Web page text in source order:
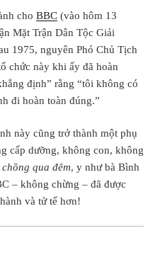
cho BBC (vào hôm 13
Mặt Trận Dân Tộc Giải
1975, nguyên Phó Chủ Tịch
chức này khi ấy đã hoàn
định” rằng “tôi không có
đi hoàn toàn đúng.”
này cũng trở thành một phụ
cấp dưỡng, không con, không
qua đêm, y như bà Bình
– không chừng – đã được
và tử tế hơn!